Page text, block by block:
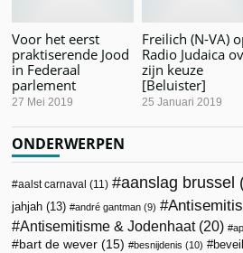
Voor het eerst
praktiserende Jood
in Federaal
parlement
27 Mei 2019
Freilich (N-VA)
Radio Judaica
zijn keuze
[Beluister]
25 Januari 2019
ONDERWERPEN
aalst carnaval (11) aanslag brussel
jahjah (13) andré gantman (9)
Antisemitisme & Jodenhaat(20)
bart de wever (15) besnijdenis (10)